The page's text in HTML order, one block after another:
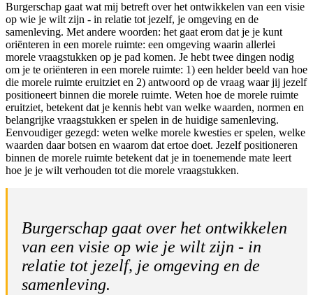
Burgerschap gaat wat mij betreft over het ontwikkelen van een visie
op wie je wilt zijn - in relatie tot jezelf, je omgeving en de
samenleving. Met andere woorden: het gaat erom dat je je kunt
oriënteren in een morele ruimte: een omgeving waarin allerlei
morele vraagstukken op je pad komen. Je hebt twee dingen nodig
om je te oriënteren in een morele ruimte: 1) een helder beeld van hoe
die morele ruimte eruitziet en 2) antwoord op de vraag waar jij jezelf
positioneert binnen die morele ruimte. Weten hoe de morele ruimte
eruitziet, betekent dat je kennis hebt van welke waarden, normen en
belangrijke vraagstukken er spelen in de huidige samenleving.
Eenvoudiger gezegd: weten welke morele kwesties er spelen, welke
waarden daar botsen en waarom dat ertoe doet. Jezelf positioneren
binnen de morele ruimte betekent dat je in toenemende mate leert
hoe je je wilt verhouden tot die morele vraagstukken.
Burgerschap gaat over het ontwikkelen
van een visie op wie je wilt zijn - in
relatie tot jezelf, je omgeving en de
samenleving.